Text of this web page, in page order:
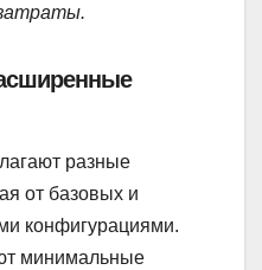
разные
от базовых и
конфигурациями.
минимальные